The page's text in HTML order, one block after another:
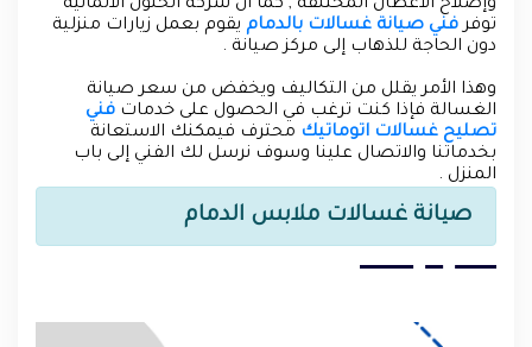
وإصلاح الأعطال المختلفة , كما أن شركة الحلول الألمانية
توفرفني صيانة غسالات بالدمام يقوم بعمل زيارات منزلية
دون الحاجة للذهاب إلى مركز صيانة .
وهذا الأمر يقلل من التكاليف ويخفض من سعر صيانة
الغسالة فإذا كنت ترغب في الحصول على خدمات فني
تصليح غسالات اتوماتيك محترف فيمكنك الاستعانة
بخدماتنا والاتصال علينا وسوف نرسل لك الفني إلى باب
المنزل .
صيانة غسالات ملابس الدمام